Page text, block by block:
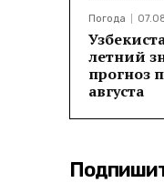
Погода
летний
прогноз
августа